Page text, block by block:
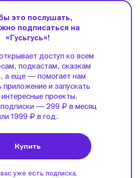
это послушать,
подписаться на
«Гусьгусь»!
доступ ко всем
подкастам, сказкам
а еще — помогает нам
приложение и запускать
проекты.
— 299 ₽ в месяц
1999 ₽ в год.
Купить
уже есть подписка,